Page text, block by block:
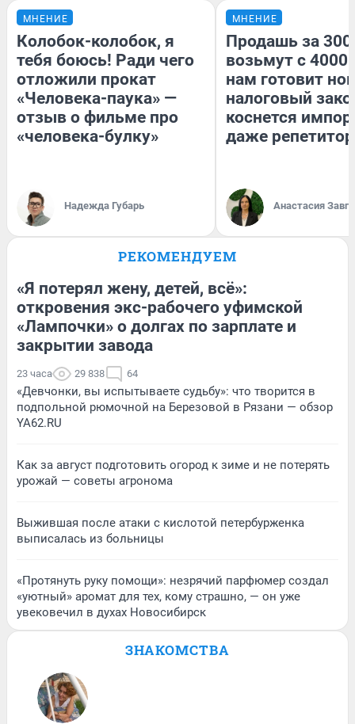
МНЕНИЕ
Колобок-колобок, я
тебя боюсь! Ради чего
отложили прокат
«Человека-паука» —
отзыв о фильме про
«человека-булку»
Надежда Губарь
МНЕНИЕ
Продашь за
возьмут с
нам готовит
налоговый
коснется
даже
Анастасия
РЕКОМЕНДУЕМ
«Я потерял жену, детей, всё»:
откровения экс-рабочего уфимской
«Лампочки» о долгах по зарплате и
закрытии завода
23 часа 29 838 64
«Девчонки, вы испытываете судьбу»: что творится в
подпольной рюмочной на Березовой в Рязани — обзор
YA62.RU
Как за август подготовить огород к зиме и не потерять
урожай — советы агронома
Выжившая после атаки с кислотой петербурженка
выписалась из больницы
«Протянуть руку помощи»: незрячий парфюмер создал
«уютный» аромат для тех, кому страшно, — он уже
увековечил в духах Новосибирск
ЗНАКОМСТВА